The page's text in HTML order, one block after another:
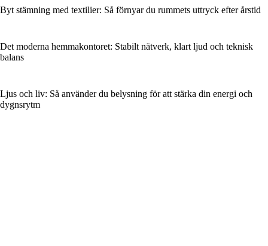
Byt stämning med textilier: Så förnyar du rummets uttryck efter årstid
Det moderna hemmakontoret: Stabilt nätverk, klart ljud och teknisk
balans
Ljus och liv: Så använder du belysning för att stärka din energi och
dygnsrytm